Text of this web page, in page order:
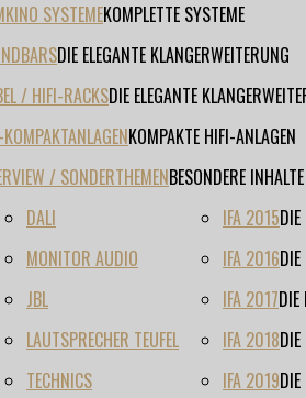
SYSTEMEKOMPLETTE SYSTEME
DIE ELEGANTE KLANGERWEITERUNG
/ HIFI-RACKSDIE ELEGANTE
KOMPAKTE HIFI-ANLAGEN
/ SONDERTHEMENBESONDERE INHALTE
DALI
MONITOR AUDIO
JBL
LAUTSPRECHER TEUFEL
TECHNICS
IFA 2015
IFA 2016
IFA 2017DIE
IFA 2018
IFA 2019